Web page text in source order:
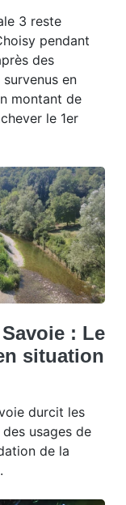
3 reste
pendant
des
en
montant de
le 1er
: Le
situation
durcit les
usages de
de la